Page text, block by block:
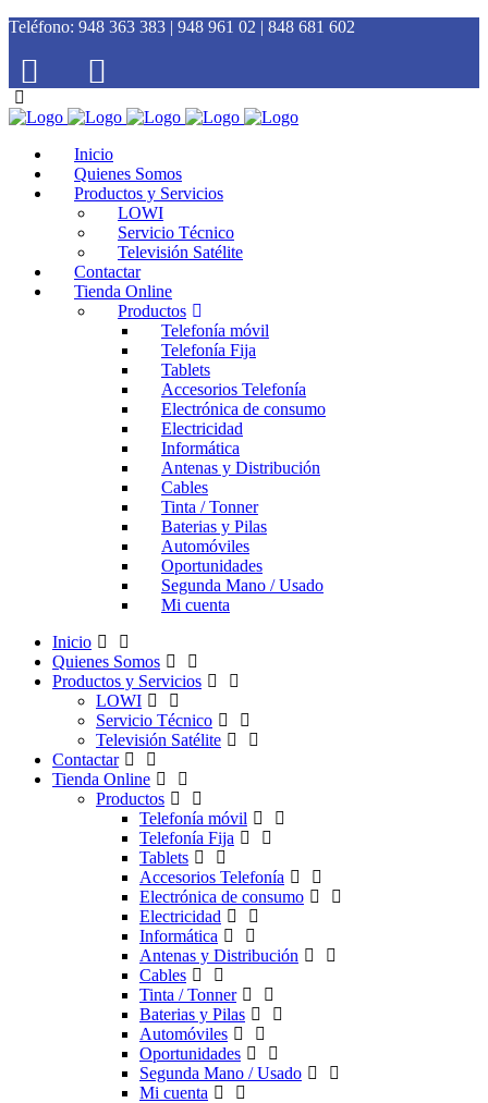
Teléfono: 948 363 383 | 948 961 02 | 848 681 602
Inicio
Quienes Somos
Productos y Servicios
LOWI
Servicio Técnico
Televisión Satélite
Contactar
Tienda Online
Productos
Telefonía móvil
Telefonía Fija
Tablets
Accesorios Telefonía
Electrónica de consumo
Electricidad
Informática
Antenas y Distribución
Cables
Tinta / Tonner
Baterias y Pilas
Automóviles
Oportunidades
Segunda Mano / Usado
Mi cuenta
Inicio
Quienes Somos
Productos y Servicios
LOWI
Servicio Técnico
Televisión Satélite
Contactar
Tienda Online
Productos
Telefonía móvil
Telefonía Fija
Tablets
Accesorios Telefonía
Electrónica de consumo
Electricidad
Informática
Antenas y Distribución
Cables
Tinta / Tonner
Baterias y Pilas
Automóviles
Oportunidades
Segunda Mano / Usado
Mi cuenta